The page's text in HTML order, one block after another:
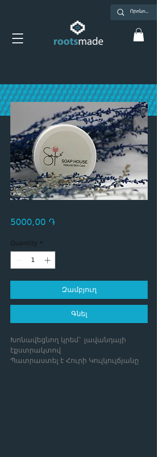
5000,00 ֏Price
Quantity *
Զամբյուղ
Գնել
Խոնավեցնող կրեմ` լավանդայի
էքստրակտով
Պատրաստել է Հուրի Կուլկուլճյանը